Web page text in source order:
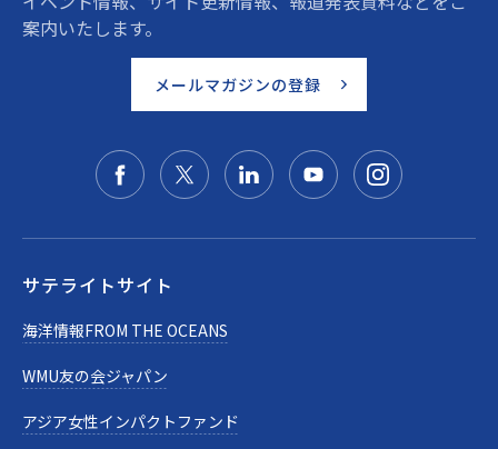
案内いたします。
メールマガジンの登録
サテライトサイト
海洋情報FROM THE OCEANS
WMU友の会ジャパン
アジア女性インパクトファンド